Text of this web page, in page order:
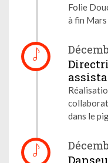
Folie
à fin Mars
dans le